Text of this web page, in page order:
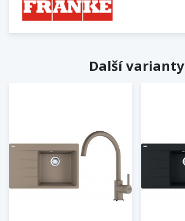
Další varianty